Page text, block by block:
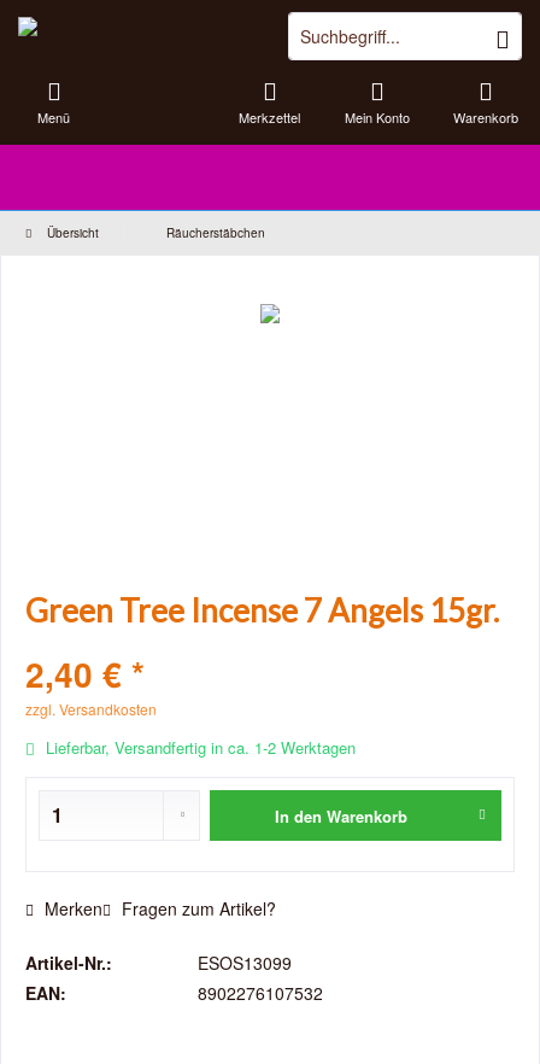
Menü Warenkorb
Merkzettel Mein Konto
Übersicht Räucherstäbchen
Green Tree Incense 7 Angels 15gr.
2,40 € *
zzgl. Versandkosten
Lieferbar, Versandfertig in ca. 1-2 Werktagen
In den Warenkorb
Merken Fragen zum Artikel?
Artikel-Nr.:
ESOS13099
EAN:
8902276107532